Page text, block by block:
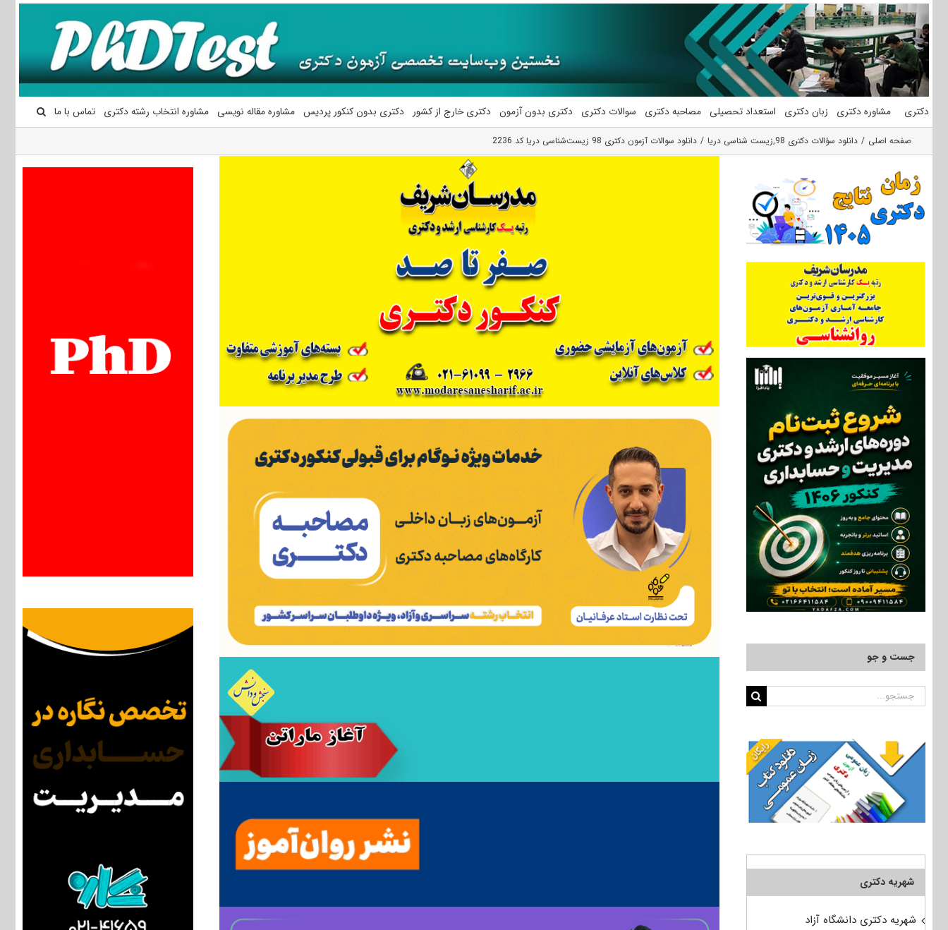
محتوا
دکتری مشاوره دکتری زبان دکتری استعداد تحصیلی مصاحبه دکتری سوالات دکتری دکتری بدون آزمون دکتری خارج از کشور دکتری بدون کنکور پردیس مشاوره مقاله نویسی مشاوره انتخاب رشته دکتری تماس با ما
صفحه اصلی دانلود سؤالات دکتری 98 ,زیست شناسی دریا دانلود سوالات آزمون دکتری 98 زیست‌شناسی دریا کد 2236
جست و جو
جستجو
شهریه دکتری
شهریه دکتری دانشگاه آزاد